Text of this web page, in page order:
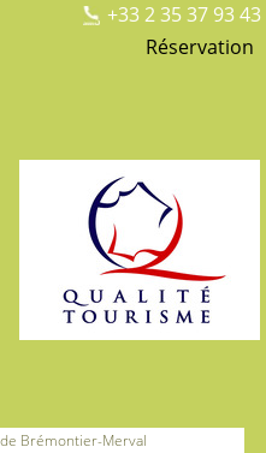
+33 2 35 37 93 43
Réservation
Brémontier-Merval